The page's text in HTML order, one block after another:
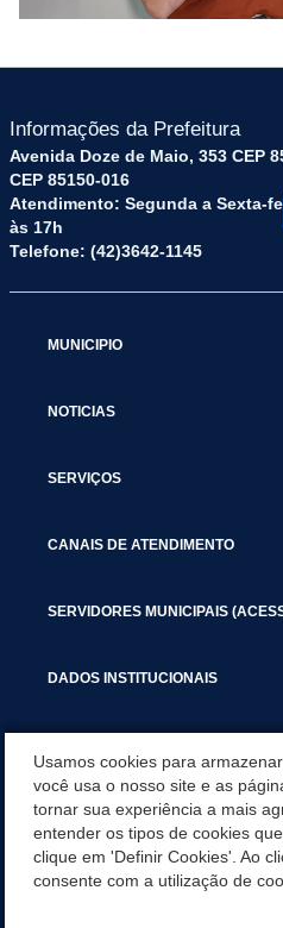
Informações da Prefeitura
Avenida Doze de Maio, 353 CEP
CEP 85150-016
Atendimento: Segunda a Sexta-
às 17h
Telefone: (42)3642-1145
MUNICIPIO
NOTICIAS
SERVIÇOS
CANAIS DE ATENDIMENTO
SERVIDORES MUNICIPAIS
DADOS INSTITUCIONAIS
SERVIÇOS TRIBUTARIOS
PESQUISA DE SATISFAÇÃO DOS
SERVIÇOS DIGITAIS
Usamos cookies para
você usa o nosso site e as
tornar sua experiência a mais
entender os tipos de cookies
clique em 'Definir Cookies'. Ao
consente com a utilização de